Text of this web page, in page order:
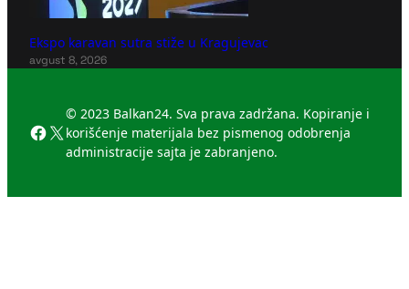
Ekspo karavan sutra stiže u Kragujevac
avgust 8, 2026
Facebook
X
© 2023 Balkan24. Sva prava zadržana. Kopiranje i
korišćenje materijala bez pismenog odobrenja
administracije sajta je zabranjeno.